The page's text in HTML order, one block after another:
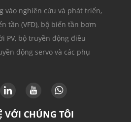
vào nghiên cứu và phát triển,
tần (VFD), bộ biến tần bơm
PV, bộ truyền động điều
động servo và các phụ
VỚI CHÚNG TÔI